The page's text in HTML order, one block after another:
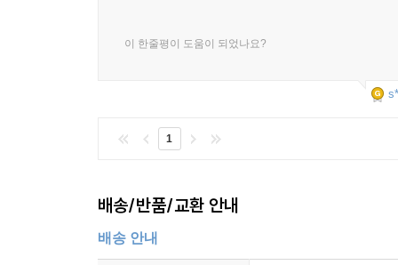
이 한줄평이 도움이 되었나요?
1
배송/반품/교환 안내
배송 안내